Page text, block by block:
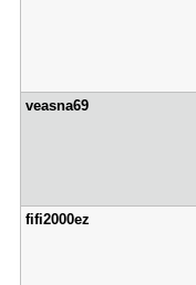
veasna69
fifi2000ez